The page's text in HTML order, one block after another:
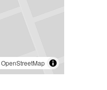
OpenStreetMap